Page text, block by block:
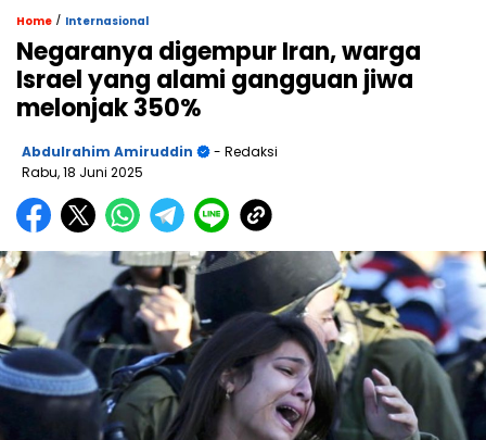
Home / Internasional
Negaranya digempur Iran, warga
Israel yang alami gangguan jiwa
melonjak 350%
Abdulrahim Amiruddin
- Redaksi
Rabu, 18 Juni 2025